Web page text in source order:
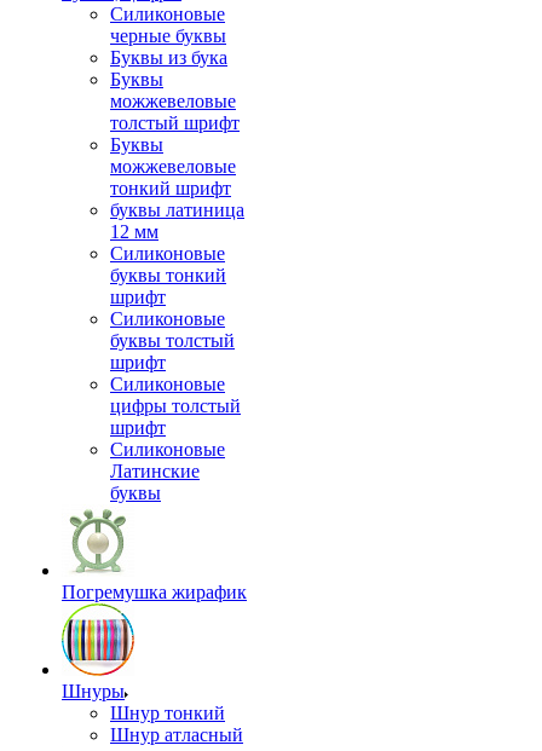
Силиконовые
черные буквы
Буквы из бука
Буквы
можжевеловые
толстый шрифт
Буквы
можжевеловые
тонкий шрифт
буквы латиница
12 мм
Силиконовые
буквы тонкий
шрифт
Силиконовые
буквы толстый
шрифт
Силиконовые
цифры толстый
шрифт
Силиконовые
Латинские
буквы
Погремушка жирафик
Шнуры
Шнур тонкий
Шнур атласный